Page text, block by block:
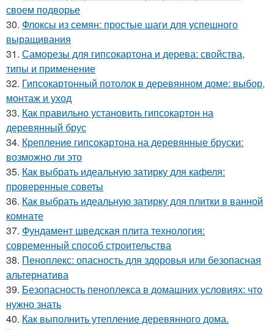
своем подворье
30. Флоксы из семян: простые шаги для успешного
выращивания
31. Саморезы для гипсокартона и дерева: свойства,
типы и применение
32. Гипсокартонный потолок в деревянном доме: выбор,
монтаж и уход
33. Как правильно установить гипсокартон на
деревянный брус
34. Крепление гипсокартона на деревянные бруски:
возможно ли это
35. Как выбрать идеальную затирку для кафеля:
проверенные советы
36. Как выбрать идеальную затирку для плитки в ванной
комнате
37. Фундамент шведская плита технология:
современный способ строительства
38. Пеноплекс: опасность для здоровья или безопасная
альтернатива
39. Безопасность пеноплекса в домашних условиях: что
нужно знать
40. Как выполнить утепление деревянного дома.